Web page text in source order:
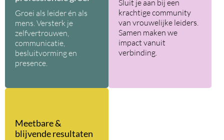
Groei als leider én als
mens. Versterk je
zelfvertrouwen,
communicatie,
besluitvorming en
presence.
Sluit je aan bij een
krachtige community
van vrouwelijke leiders.
Samen maken we
impact vanuit
verbinding.
Meetbare &
blijvende resultaten